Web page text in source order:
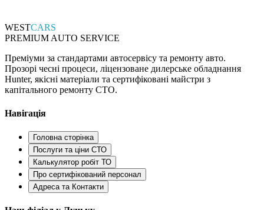
WESTCARS
PREMIUM AUTO SERVICE
Преміуми за стандартами автосервісу та ремонту авто.
Прозорі чесні процеси, ліцензоване дилерське обладнання
Hunter, якісні матеріали та сертифіковані майстри з
капітального ремонту СТО.
Навігація
Головна сторінка
Послуги та ціни СТО
Калькулятор робіт ТО
Про сертифікований персонал
Адреса та Контакти